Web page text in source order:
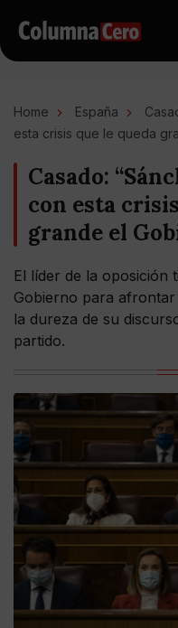
Home España
esta crisis que le queda
Casado:
con esta
grande el
El líder de la oposición
Gobierno para
la dureza de su
partido.